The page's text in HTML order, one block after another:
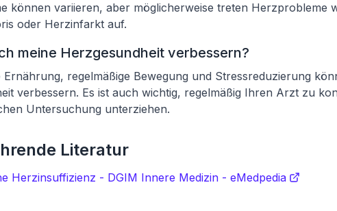
können variieren, aber möglicherweise treten Herzprobleme
oder Herzinfarkt auf.
meine Herzgesundheit verbessern?
Ernährung, regelmäßige Bewegung und Stressreduzierung
verbessern. Es ist auch wichtig, regelmäßig Ihren Arzt zu
Untersuchung unterziehen.
Literatur
Herzinsuffizienz - DGIM Innere Medizin - eMedpedia